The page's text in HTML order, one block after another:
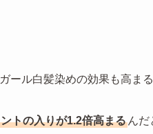
ール白髪染めの効果も高ま
トの入りが1.2倍高まる んだ